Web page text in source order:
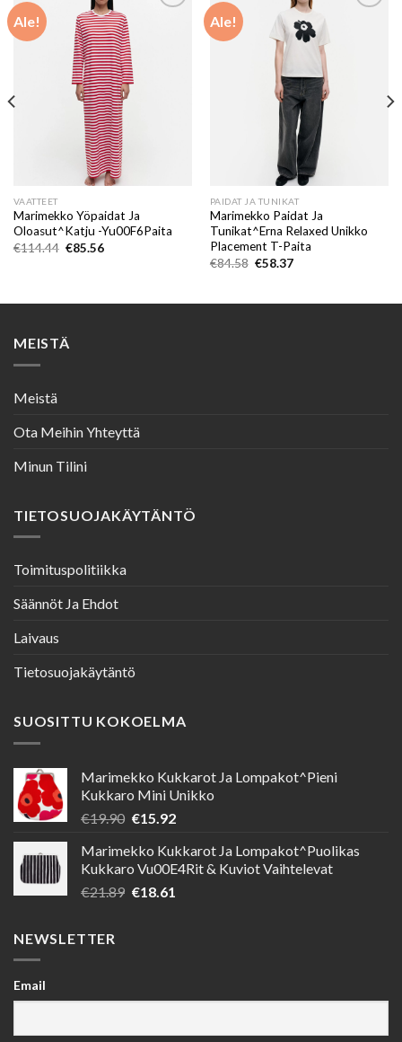
Ale!
VAATTEET
Marimekko Yöpaidat Ja
Oloasut^Katju -Yu00F6Paita
€114.44 Alkuperäinen
€85.56Nykyinen
Ale!
PAIDAT JA TUNIKAT
Marimekko Paidat Ja
Tunikat^Erna Relaxed Unikko
Placement T-Paita
€84.58 Alkuperäinen
€58.37Nykyinen
MEISTÄ
Meistä
Ota Meihin Yhteyttä
Minun Tilini
TIETOSUOJAKÄYTÄNTÖ
Toimituspolitiikka
Säännöt Ja Ehdot
Laivaus
Tietosuojakäytäntö
SUOSITTU KOKOELMA
Marimekko Kukkarot Ja Lompakot^Pieni
Kukkaro Mini Unikko
€19.90 Alkuperäinen
oli:
€19.90.
€15.92Nykyinen
on:
€15.92.
Marimekko Kukkarot Ja Lompakot^Puolikas
Kukkaro Vu00E4Rit & Kuviot Vaihtelevat
€21.89 Alkuperäinen
€18.61
NEWSLETTER
Email